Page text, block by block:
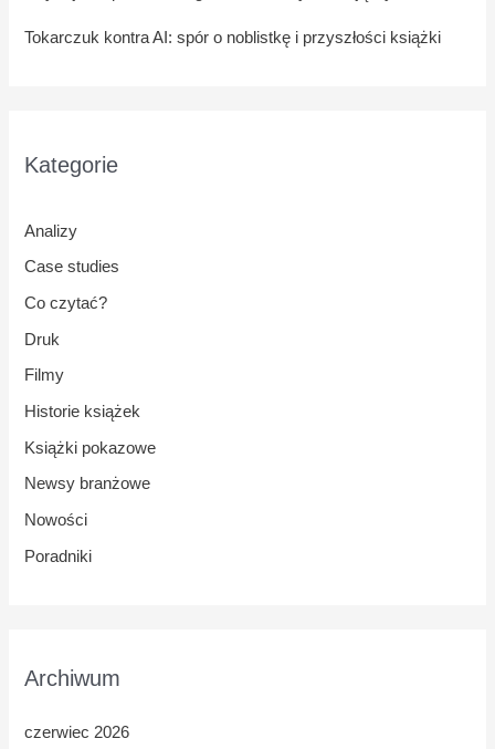
Tokarczuk kontra AI: spór o noblistkę i przyszłości książki
Kategorie
Analizy
Case studies
Co czytać?
Druk
Filmy
Historie książek
Książki pokazowe
Newsy branżowe
Nowości
Poradniki
Archiwum
czerwiec 2026